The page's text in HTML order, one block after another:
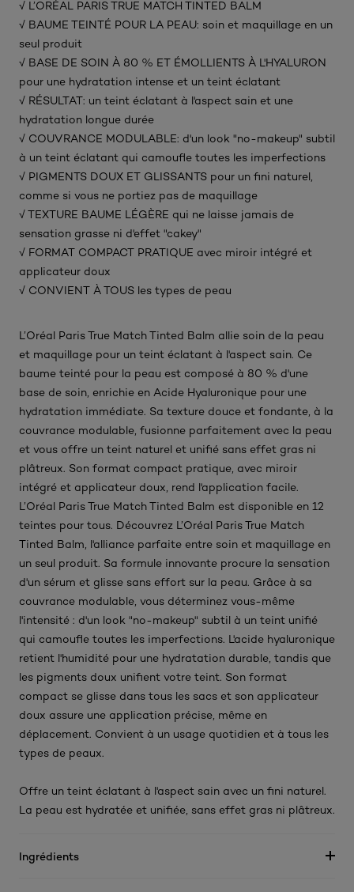
√ L’ORÉAL PARIS TRUE MATCH TINTED BALM
√ BAUME TEINTÉ POUR LA PEAU: soin et maquillage en un
seul produit
√ BASE DE SOIN À 80 % ET ÉMOLLIENTS À L'HYALURON
pour une hydratation intense et un teint éclatant
√ RÉSULTAT: un teint éclatant à l'aspect sain et une
hydratation longue durée
√ COUVRANCE MODULABLE: d'un look "no-makeup" subtil
à un teint éclatant qui camoufle toutes les imperfections
√ PIGMENTS DOUX ET GLISSANTS pour un fini naturel,
comme si vous ne portiez pas de maquillage
√ TEXTURE BAUME LÉGÈRE qui ne laisse jamais de
sensation grasse ni d'effet "cakey"
√ FORMAT COMPACT PRATIQUE avec miroir intégré et
applicateur doux
√ CONVIENT À TOUS les types de peau
L’Oréal Paris True Match Tinted Balm allie soin de la peau
et maquillage pour un teint éclatant à l'aspect sain. Ce
baume teinté pour la peau est composé à 80 % d'une
base de soin, enrichie en Acide Hyaluronique pour une
hydratation immédiate. Sa texture douce et fondante, à la
couvrance modulable, fusionne parfaitement avec la peau
et vous offre un teint naturel et unifié sans effet gras ni
plâtreux. Son format compact pratique, avec miroir
intégré et applicateur doux, rend l'application facile.
L’Oréal Paris True Match Tinted Balm est disponible en 12
teintes pour tous. Découvrez L’Oréal Paris True Match
Tinted Balm, l'alliance parfaite entre soin et maquillage en
un seul produit. Sa formule innovante procure la sensation
d'un sérum et glisse sans effort sur la peau. Grâce à sa
couvrance modulable, vous déterminez vous-même
l'intensité : d'un look "no-makeup" subtil à un teint unifié
qui camoufle toutes les imperfections. L'acide hyaluronique
retient l'humidité pour une hydratation durable, tandis que
les pigments doux unifient votre teint. Son format
compact se glisse dans tous les sacs et son applicateur
doux assure une application précise, même en
déplacement. Convient à un usage quotidien et à tous les
types de peaux.
Offre un teint éclatant à l'aspect sain avec un fini naturel.
La peau est hydratée et unifiée, sans effet gras ni plâtreux.
Ingrédients